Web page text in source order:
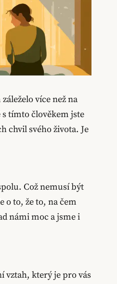
více než na
tímto člověkem jste
chvil svého života. Je
Což nemusí být
o to, že to, na čem
námi moc a jsme i
vztah, který je pro vás